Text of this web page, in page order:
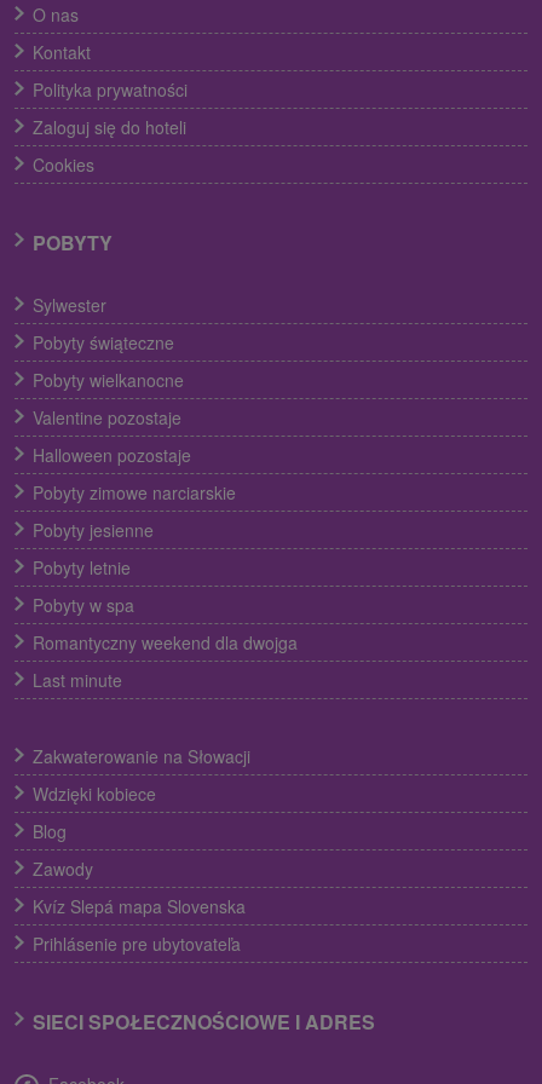
O nas
Kontakt
Polityka prywatności
Zaloguj się do hoteli
Cookies
POBYTY
Sylwester
Pobyty świąteczne
Pobyty wielkanocne
Valentine pozostaje
Halloween pozostaje
Pobyty zimowe narciarskie
Pobyty jesienne
Pobyty letnie
Pobyty w spa
Romantyczny weekend dla dwojga
Last minute
Zakwaterowanie na Słowacji
Wdzięki kobiece
Blog
Zawody
Kvíz Slepá mapa Slovenska
Prihlásenie pre ubytovateľa
SIECI SPOŁECZNOŚCIOWE I ADRES